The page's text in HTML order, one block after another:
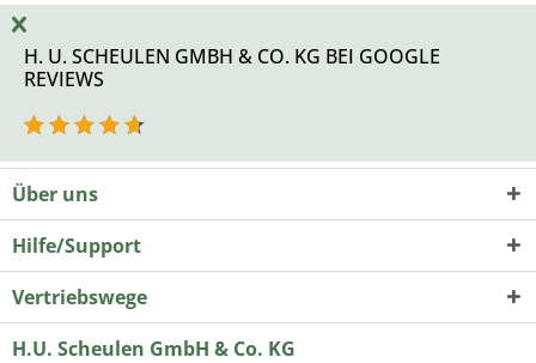
H. U. SCHEULEN GMBH & CO. KG BEI GOOGLE
REVIEWS
Über uns
Hilfe/Support
Vertriebswege
H.U. Scheulen GmbH & Co. KG